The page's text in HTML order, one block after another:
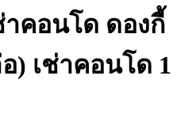
าคอนโด ดองกี้
) เช่าคอนโด 1